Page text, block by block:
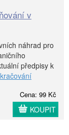
v
náhrad pro
předpisy k
Cena: 99 Kč
KOUPIT